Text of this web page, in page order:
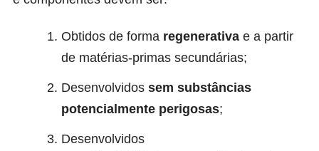
Obtidos de forma regenerativa e a partir
de matérias-primas secundárias;
Desenvolvidos sem substâncias
potencialmente perigosas;
Desenvolvidos